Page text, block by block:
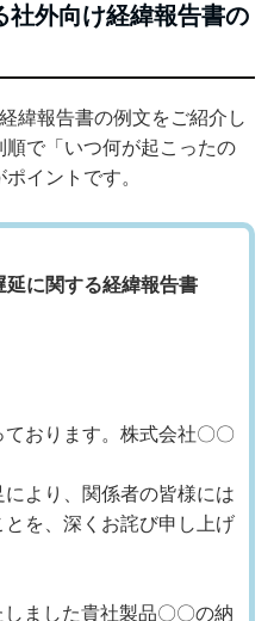
社外向け経緯報告書の
緯報告書の例文をご紹介し
順で「いつ何が起こったの
イントです。
に関する経緯報告書
おります。株式会社〇〇
より、関係者の皆様には
を、深くお詫び申し上げ
ました貴社製品〇〇の納